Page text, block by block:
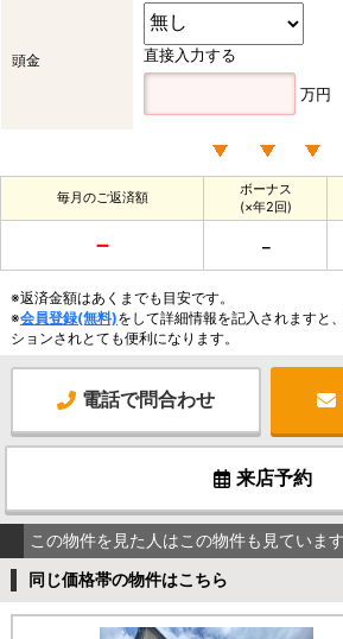
頭金 直接入力する
万円
毎月のご返済額
ボーナス
(×年2回)
－ －
※返済金額はあくまでも目安です。
※会員登録(無料)をして詳細情報を記入されますと
ションされとても便利になります。
電話で問合わせ
来店予約
この物件を見た人はこの物件も見ています
同じ価格帯の物件はこちら